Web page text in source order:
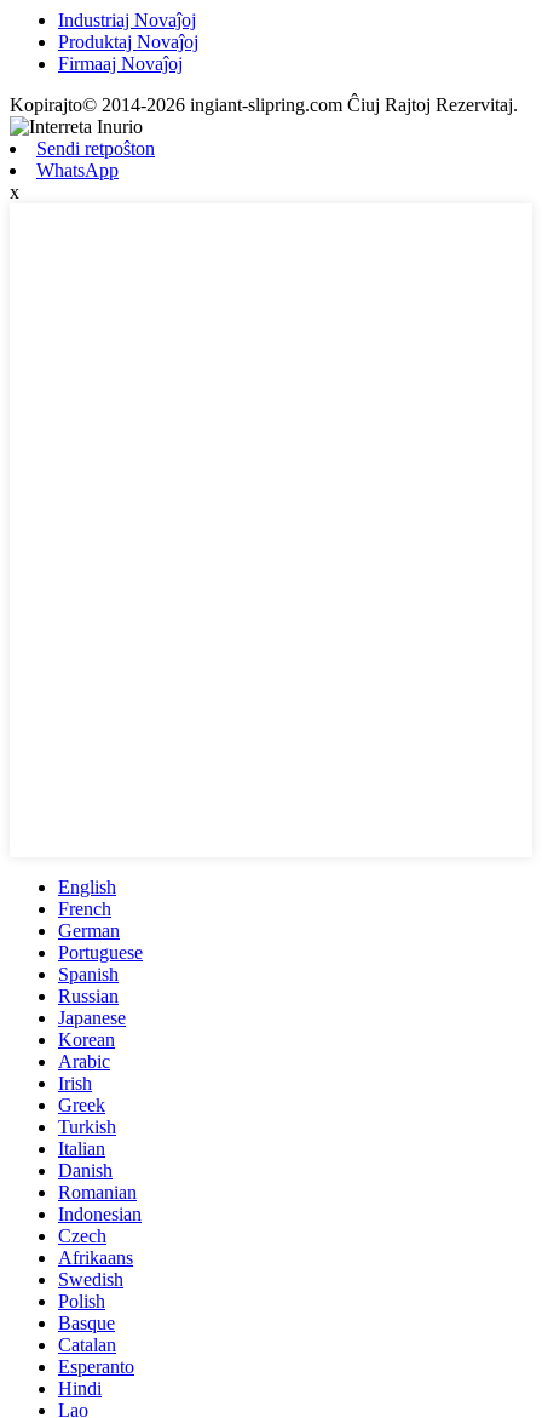
Industriaj Novaĵoj
Produktaj Novaĵoj
Firmaaj Novaĵoj
Kopirajto© 2014-2026 ingiant-slipring.com Ĉiuj Rajtoj Rezervitaj.
Sendi retpoŝton
WhatsApp
x
English
French
German
Portuguese
Spanish
Russian
Japanese
Korean
Arabic
Irish
Greek
Turkish
Italian
Danish
Romanian
Indonesian
Czech
Afrikaans
Swedish
Polish
Basque
Catalan
Esperanto
Hindi
Lao